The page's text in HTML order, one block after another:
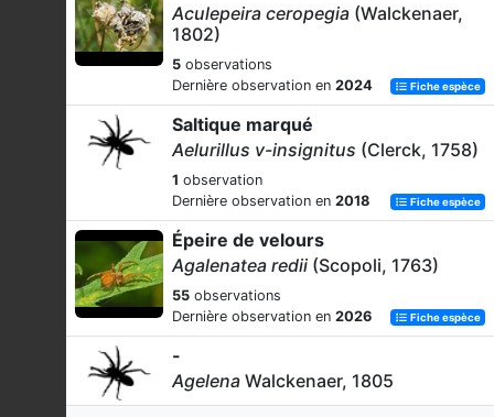
Aculepeira ceropegia (Walckenaer,
1802)
5 observations
Dernière observation en 2024 Fiche espèce
Saltique marqué
Aelurillus v-insignitus (Clerck, 1758)
1 observation
Dernière observation en 2018 Fiche espèce
Épeire de velours
Agalenatea redii (Scopoli, 1763)
55 observations
Dernière observation en 2026 Fiche espèce
-
Agelena Walckenaer, 1805
1observation